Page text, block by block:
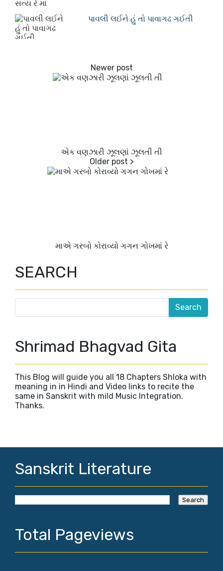
પાવલી લઈને હું તો પાવાગઢ ગઈતી
એક વણઝારી ઝૂલણાં ઝૂલતી તી
માએ ગરબો કોરાવ્યો ગગન ગોખમાં રે
SEARCH
Shrimad Bhagvad Gita
This Blog will guide you all 18 Chapters Shloka with
meaning in in Hindi and Video links to recite the
same in Sanskrit with mild Music Integration.
Thanks.
Sanskrit Literature
Total Pageviews